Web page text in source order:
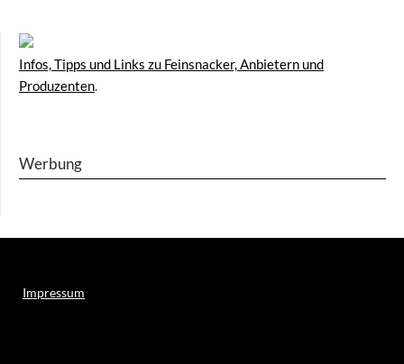
Infos, Tipps und Links zu Feinsnacker, Anbietern und
Produzenten.
Werbung
Impressum